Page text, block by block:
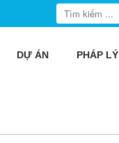
DỰ ÁN PHÁP LÝ